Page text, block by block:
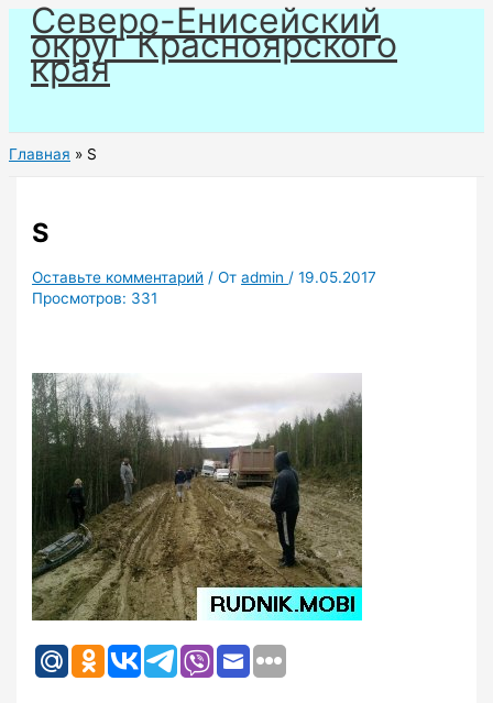
Перейти
содержимому
Северо-Енисейский
округ Красноярского
края
Главная S
S
Оставьте комментарий / Отadmin /19.05.2017
Просмотров: 331